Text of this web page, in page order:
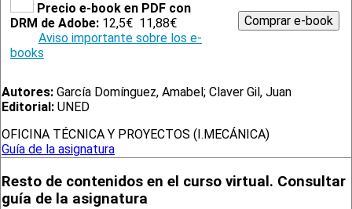
Precio e-book en PDF con
DRM de Adobe: 12,5€ 11,88€
Aviso importante sobre los e-
books
Autores: García Domínguez, Amabel; Claver Gil, Juan
Editorial: UNED
OFICINA TÉCNICA Y PROYECTOS (I.MECÁNICA)
Guía de la asignatura
Resto de contenidos en el curso virtual. Consultar
guía de la asignatura